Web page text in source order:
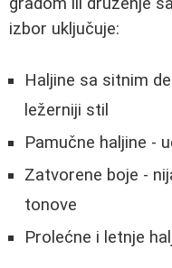
izbor uključuje:
Haljine sa sitnim
ležerniji stil
Pamučne haljine -
Zatvorene boje -
tonove
Prolećne i letnje